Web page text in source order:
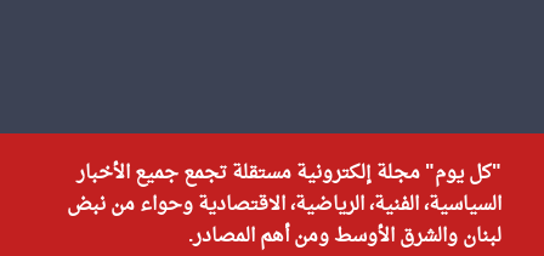
"كل يوم" مجلة إلكترونية مستقلة تجمع جميع الأخبار
السياسية، الفنية، الرياضية، الاقتصادية وحواء من نبض
لبنان والشرق الأوسط ومن أهم المصادر.